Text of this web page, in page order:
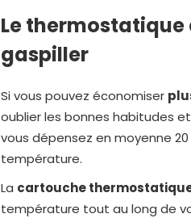
Le
gaspiller
Si vous pouvez économiser
oublier les bonnes habitudes
vous dépensez en moyenne
température.
La cartouche
température tout au long de